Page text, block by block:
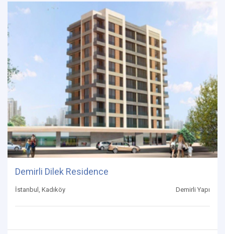
Demirli Dilek Residence
İstanbul, Kadıköy Demirli Yapı